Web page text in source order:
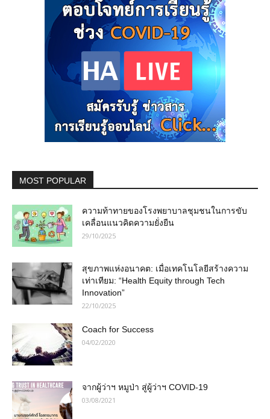
MOST POPULAR
ความท้าทายของโรงพยาบาลชุมชนในการขับ
เคลื่อนแนวคิดความยั่งยืน
29/10/2025
สุขภาพแห่งอนาคต: เมื่อเทคโนโลยีสร้างความ
เท่าเทียม: “Health Equity through Tech
Innovation”
22/10/2025
Coach for Success
04/02/2020
จากผู้ว่าฯ หมูป่า สู่ผู้ว่าฯ COVID-19
03/08/2021